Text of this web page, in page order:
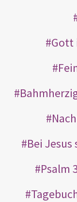
Gott
Bei Jesus
Psalm